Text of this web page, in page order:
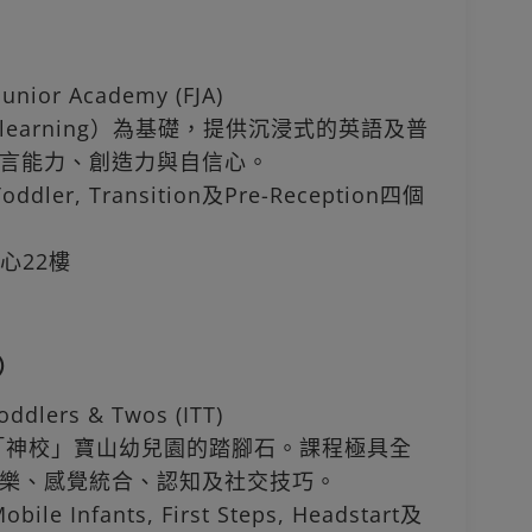
Academy (FJA)
）為基礎，提供沉浸式的英語及普
能力、創造力與自信心。
Transition及Pre-Reception四個
22樓
& Twos (ITT)
校」寶山幼兒園的踏腳石。課程極具全
、感覺統合、認知及社交技巧。
Infants, First Steps, Headstart及